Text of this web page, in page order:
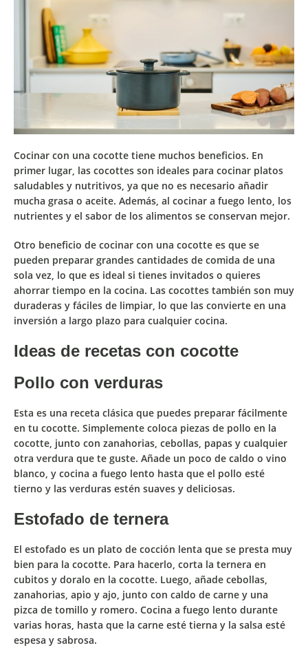
Cocinar con una cocotte tiene muchos beneficios. En
primer lugar, las cocottes son ideales para cocinar platos
saludables y nutritivos, ya que no es necesario añadir
mucha grasa o aceite. Además, al cocinar a fuego lento, los
nutrientes y el sabor de los alimentos se conservan mejor.
Otro beneficio de cocinar con una cocotte es que se
pueden preparar grandes cantidades de comida de una
sola vez, lo que es ideal si tienes invitados o quieres
ahorrar tiempo en la cocina. Las cocottes también son muy
duraderas y fáciles de limpiar, lo que las convierte en una
inversión a largo plazo para cualquier cocina.
Ideas de recetas con cocotte
Pollo con verduras
Esta es una receta clásica que puedes preparar fácilmente
en tu cocotte. Simplemente coloca piezas de pollo en la
cocotte, junto con zanahorias, cebollas, papas y cualquier
otra verdura que te guste. Añade un poco de caldo o vino
blanco, y cocina a fuego lento hasta que el pollo esté
tierno y las verduras estén suaves y deliciosas.
Estofado de ternera
El estofado es un plato de cocción lenta que se presta muy
bien para la cocotte. Para hacerlo, corta la ternera en
cubitos y doralo en la cocotte. Luego, añade cebollas,
zanahorias, apio y ajo, junto con caldo de carne y una
pizca de tomillo y romero. Cocina a fuego lento durante
varias horas, hasta que la carne esté tierna y la salsa esté
espesa y sabrosa.